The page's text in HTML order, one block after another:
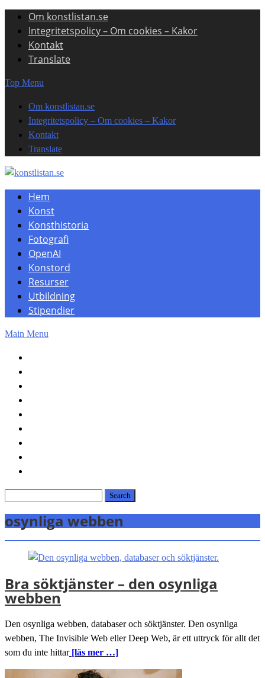
Skip
content
Om konstlistan.se
Integritetspolicy – Om cookies – Kakor
Kontakt
Translate
Top Menu
Om konstlistan.se
Integritetspolicy – Om cookies – Kakor
Kontakt
Translate
Hem
Konst
Konsthistoria
Fotografi
OpenAI
Konstord
Resurser
Utbildning
Stipendier
Main Menu
osynliga webben
Bra söktjänster – den osynliga
webben
Den osynliga webben, databaser och söktjänster. Den osynliga
webben, The Invisible Web eller Deep Web, är ett uttryck för allt det
som du inte hittar [läs mer …]